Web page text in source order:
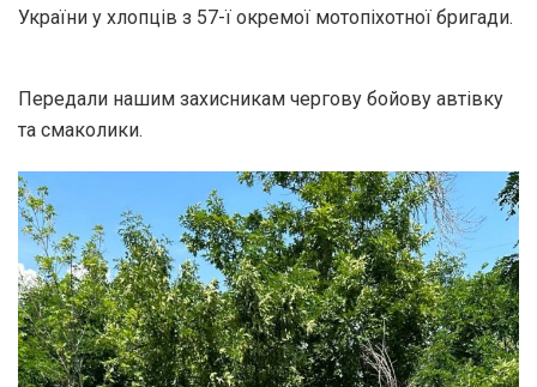
України у хлопців з 57-ї окремої мотопіхотної бригади.
Передали нашим захисникам чергову бойову автівку
та смаколики.